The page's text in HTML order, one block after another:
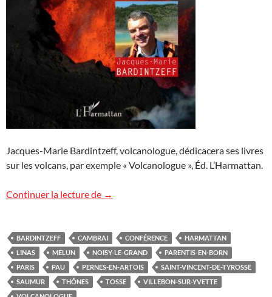
Jacques-Marie Bardintzeff, volcanologue, dédicacera ses livres
sur les volcans, par exemple « Volcanologue », Éd. L’Harmattan.
Continuer la lecture de Conférences « Volcans » à venir
→
BARDINTZEFF CAMBRAI CONFÉRENCE
HARMATTAN
LINAS
MELUN NOISY-LE-GRAND
PARENTIS-EN-BORN
PARIS
PAU PERNES-EN-ARTOIS
SAINT-VINCENT-DE-TYROSSE
SAUMUR
THÔNES TOSSE
VILLEBON-SUR-YVETTE